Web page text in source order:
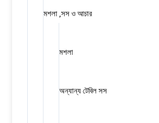
মশলা ,সস ও আচার
মশলা
অন্যান্য টেবিল সস